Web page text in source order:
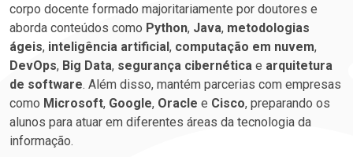
corpo docente formado majoritariamente por doutores e
aborda conteúdos como Python, Java, metodologias
ágeis, inteligência artificial, computação em nuvem,
DevOps, Big Data, segurança cibernética e arquitetura
de software. Além disso, mantém parcerias com empresas
como Microsoft, Google, Oracle e Cisco, preparando os
alunos para atuar em diferentes áreas da tecnologia da
informação.